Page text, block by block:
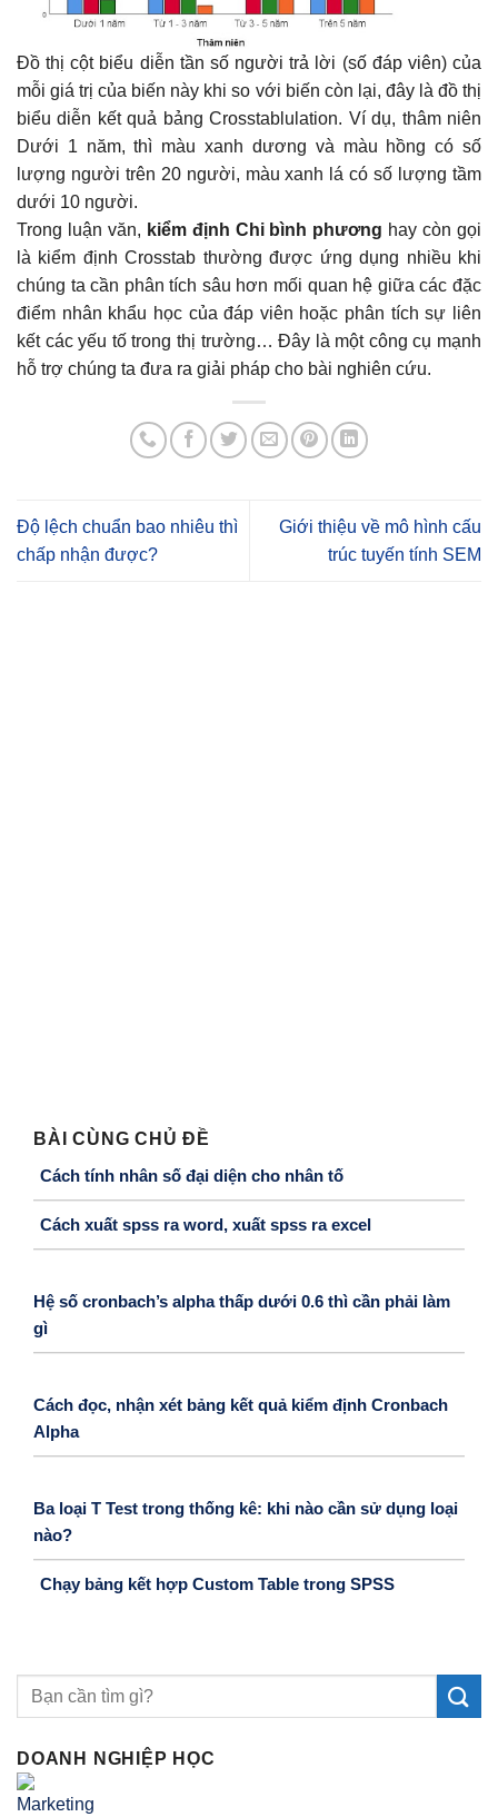
Đồ thị cột biểu diễn tần số người trả lời (số đáp viên) của
mỗi giá trị của biến này khi so với biến còn lại, đây là đồ thị
biểu diễn kết quả bảng Crosstablulation. Ví dụ, thâm niên
Dưới 1 năm, thì màu xanh dương và màu hồng có số
lượng người trên 20 người, màu xanh lá có số lượng tầm
dưới 10 người.
Trong luận văn, kiểm định Chi bình phương hay còn gọi
là kiểm định Crosstab thường được ứng dụng nhiều khi
chúng ta cần phân tích sâu hơn mối quan hệ giữa các đặc
điểm nhân khẩu học của đáp viên hoặc phân tích sự liên
kết các yếu tố trong thị trường… Đây là một công cụ mạnh
hỗ trợ chúng ta đưa ra giải pháp cho bài nghiên cứu.
Độ lệch chuẩn bao nhiêu thì
chấp nhận được?
Giới thiệu về mô hình cấu
trúc tuyến tính SEM
BÀI CÙNG CHỦ ĐỀ
Cách tính nhân số đại diện cho nhân tố
Cách xuất spss ra word, xuất spss ra excel
Hệ số cronbach’s alpha thấp dưới 0.6 thì cần phải làm
gì
Cách đọc, nhận xét bảng kết quả kiểm định Cronbach
Alpha
Ba loại T Test trong thống kê: khi nào cần sử dụng loại
nào?
Chạy bảng kết hợp Custom Table trong SPSS
DOANH NGHIỆP HỌC